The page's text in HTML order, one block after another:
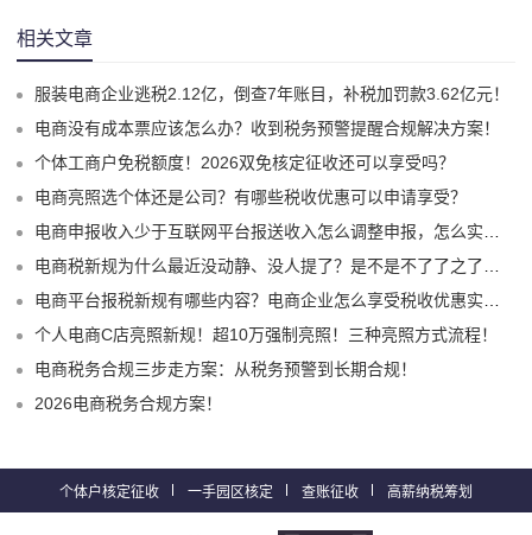
相关文章
服装电商企业逃税2.12亿，倒查7年账目，补税加罚款3.62亿元！
电商没有成本票应该怎么办？收到税务预警提醒合规解决方案！
个体工商户免税额度！2026双免核定征收还可以享受吗？
电商亮照选个体还是公司？有哪些税收优惠可以申请享受？
电商申报收入少于互联网平台报送收入怎么调整申报，怎么实现合规申报享受税收优惠！
电商税新规为什么最近没动静、没人提了？是不是不了了之了嘛？
电商平台报税新规有哪些内容？电商企业怎么享受税收优惠实现税务合规？
个人电商C店亮照新规！超10万强制亮照！三种亮照方式流程！
电商税务合规三步走方案：从税务预警到长期合规！
2026电商税务合规方案！
个体户核定征收 一手园区核定 查账征收 高薪纳税筹划